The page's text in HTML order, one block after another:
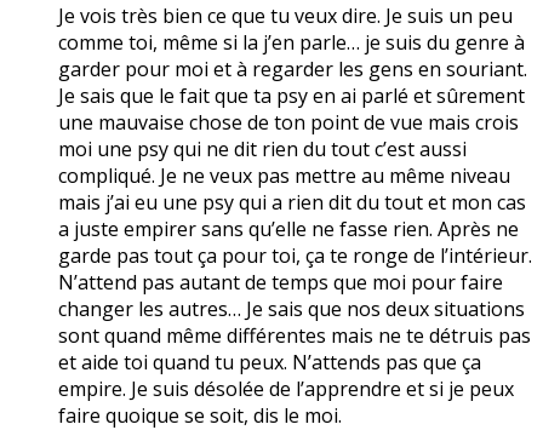
Je vois très bien ce que tu veux dire. Je suis un peu
comme toi, même si la j’en parle… je suis du genre à
garder pour moi et à regarder les gens en souriant.
Je sais que le fait que ta psy en ai parlé et sûrement
une mauvaise chose de ton point de vue mais crois
moi une psy qui ne dit rien du tout c’est aussi
compliqué. Je ne veux pas mettre au même niveau
mais j’ai eu une psy qui a rien dit du tout et mon cas
a juste empirer sans qu’elle ne fasse rien. Après ne
garde pas tout ça pour toi, ça te ronge de l’intérieur.
N’attend pas autant de temps que moi pour faire
changer les autres… Je sais que nos deux situations
sont quand même différentes mais ne te détruis pas
et aide toi quand tu peux. N’attends pas que ça
empire. Je suis désolée de l’apprendre et si je peux
faire quoique se soit, dis le moi.